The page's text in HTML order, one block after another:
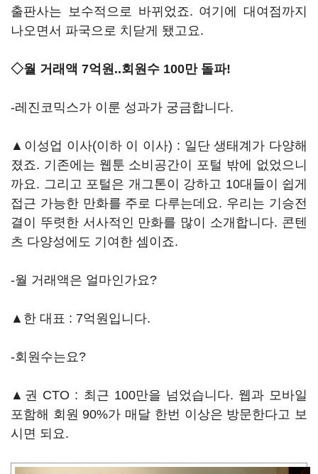
출판사는 보수적으로 바뀌었죠. 여기에 대여점까지
나오면서 파국으로 치닫게 됐고요.
◇월 거래액 7억원..회원수 100만 돌파!
-레진코믹스가 이룬 성과가 궁금합니다.
▲이성업 이사(이하 이 이사) : 일단 생태계가 다양해
졌죠. 기존에는 웹툰 소비공간이 포털 밖에 없었으니
까요. 그리고 포털은 개그톤이 강하고 10대들이 쉽게
접근 가능한 만화를 주로 다루는데요. 우리는 기승전
결이 뚜렷한 서사적인 만화를 많이 소개합니다. 콘텐
츠 다양성에도 기여한 셈이죠.
-월 거래액은 얼마인가요?
▲한 대표 : 7억원입니다.
-회원수는요?
▲권 CTO : 최근 100만을 넘었습니다. 웹과 모바일
포함해 회원 90%가 매달 한번 이상은 방문한다고 보
시면 되요.